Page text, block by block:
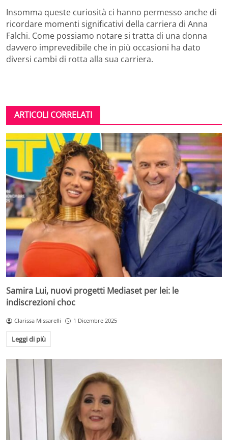
Insomma queste curiosità ci hanno permesso anche di
ricordare momenti significativi della carriera di Anna
Falchi. Come possiamo notare si tratta di una donna
davvero imprevedibile che in più occasioni ha dato
diversi cambi di rotta alla sua carriera.
ARTICOLI CORRELATI
Samira Lui, nuovi progetti Mediaset per lei: le
indiscrezioni choc
Clarissa Missarelli 1 Dicembre 2025
Leggi di più